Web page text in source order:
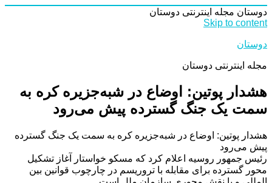
دوستان مجله اینترنتی دوستان
Skip to content
دوستان
مجله اینترنتی دوستان
هشدار پوتین: اوضاع در شبه‌جزیره کره به
سمت یک جنگ گسترده پیش می‌رود
هشدار پوتین: اوضاع در شبه‌جزیره کره به سمت یک جنگ گسترده
پیش می‌رود
رئیس جمهور روسیه اعلام کرد که مسکو خواستار آغاز تشکیل
محور گسترده برای مقابله با تروریسم در چارچوب قوانین بین